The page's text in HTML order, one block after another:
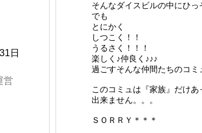
そんなダイスビルの中にひっ
でも
とにかく
しつこく！！
うるさく！！！
楽しく♪仲良く♪♪♪
過ごすそんな仲間たちのコミ
このコミュは『家族』だけ
出来ません。。。
ＳＯＲＲＹ＊＊＊
日
営